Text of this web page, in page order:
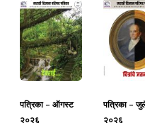
पत्रिका – ऑगस्ट
२०२६
पत्रिका –
२०२६